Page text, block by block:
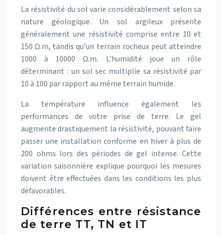
La résistivité du sol varie considérablement selon sa
nature géologique. Un sol argileux présente
généralement une résistivité comprise entre 10 et
150 Ω.m, tandis qu’un terrain rocheux peut atteindre
1000 à 10000 Ω.m. L’humidité joue un rôle
déterminant : un sol sec multiplie sa résistivité par
10 à 100 par rapport au même terrain humide.
La température influence également les
performances de votre prise de terre. Le gel
augmente drastiquement la résistivité, pouvant faire
passer une installation conforme en hiver à plus de
200 ohms lors des périodes de gel intense. Cette
variation saisonnière explique pourquoi les mesures
doivent être effectuées dans les conditions les plus
défavorables.
Différences entre résistance
de terre TT, TN et IT